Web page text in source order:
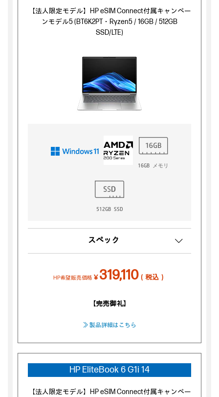
【法人限定モデル】HP eSIM Connect付属キャンペー
ンモデル5 (BT6K2PT・Ryzen5 / 16GB / 512GB
SSD/LTE)
16GB メモリ
512GB SSD
スペック
HP希望販売価格 ￥319,110（税込）
【完売御礼】
≫ 製品詳細はこちら
HP EliteBook 6 G1i 14
【法人限定モデル】HP eSIM Connect付属キャンペー